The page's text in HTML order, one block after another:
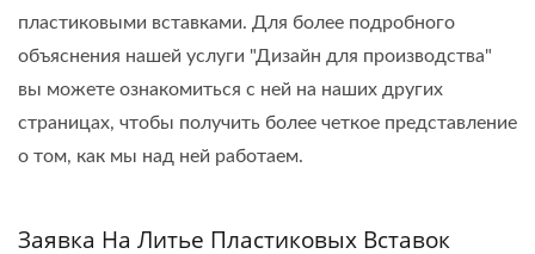
пластиковыми вставками. Для более подробного
объяснения нашей услуги "Дизайн для производства"
вы можете ознакомиться с ней на наших других
страницах, чтобы получить более четкое представление
о том, как мы над ней работаем.
Заявка На Литье Пластиковых Вставок